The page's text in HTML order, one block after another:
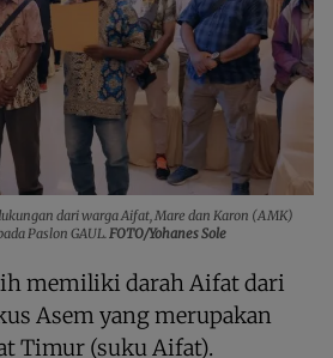
dari warga Aifat, Mare dan Karon (AMK)
Paslon GAUL. FOTO/Yohanes Sole
memiliki darah Aifat dari
Asem yang merupakan
Timur (suku Aifat).